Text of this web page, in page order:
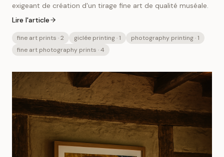
exigeant de création d'un tirage fine art de qualité muséale.
Lire l'article
fine art prints · 2 giclée printing· 1 photography printing· 1
fine art photography prints · 4